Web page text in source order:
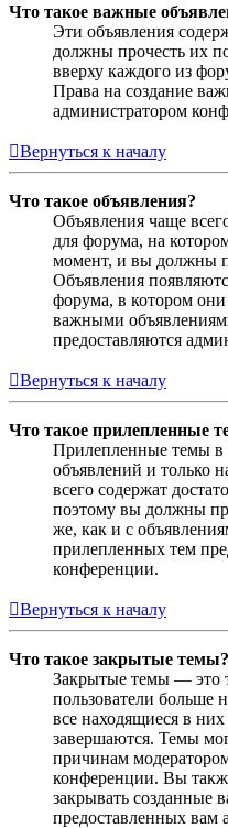
Что такое важные
Эти объявления
должны прочесть их
вверху каждого из
Права на создание
администратором
Вернуться к началу
Что такое объявления?
Объявления чаще
для форума, на
момент, и вы должны
Объявления
форума, в котором
важными
предоставляются
Вернуться к началу
Что такое прилепленные
Прилепленные темы в
объявлений и только
всего содержат
поэтому вы должны
же, как и с
прилепленных тем
конференции.
Вернуться к началу
Что такое закрытые темы?
Закрытые темы — это
пользователи больше
все находящиеся в
завершаются. Темы
причинам
конференции. Вы
закрывать созданные
предоставленных вам